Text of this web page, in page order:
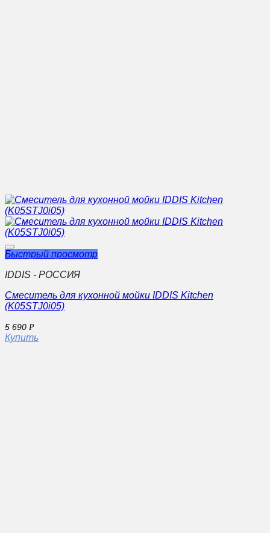
Быстрый просмотр
IDDIS - РОССИЯ
Смеситель для кухонной мойки IDDIS Kitchen
(K05STJ0i05)
5 690 Р
Купить